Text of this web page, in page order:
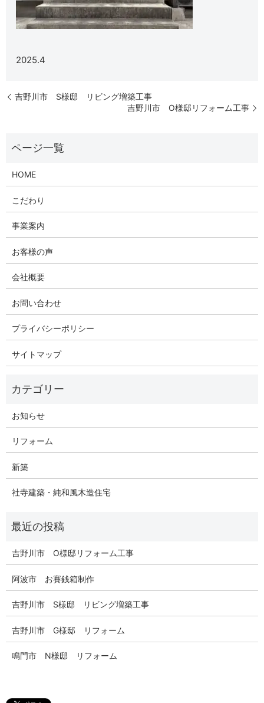
2025.4
吉野川市 S様邸 リビング増築工事
吉野川市 O様邸リフォーム工事
HOME
こだわり
事業案内
お客様の声
会社概要
お問い合わせ
プライバシーポリシー
サイトマップ
お知らせ
リフォーム
新築
社寺建築・純和風木造住宅
吉野川市 O様邸リフォーム工事
阿波市 お賽銭箱制作
吉野川市 S様邸 リビング増築工事
吉野川市 G様邸 リフォーム
鳴門市 N様邸 リフォーム